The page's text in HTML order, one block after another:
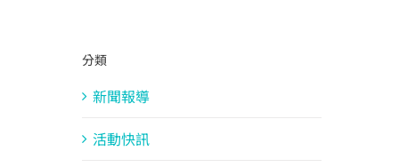
分類
新聞報導
活動快訊